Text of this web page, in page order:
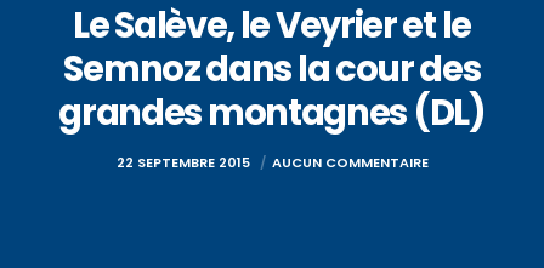
Le Salève, le Veyrier et le
Semnoz dans la cour des
grandes montagnes (DL)
22 SEPTEMBRE 2015 AUCUN COMMENTAIRE